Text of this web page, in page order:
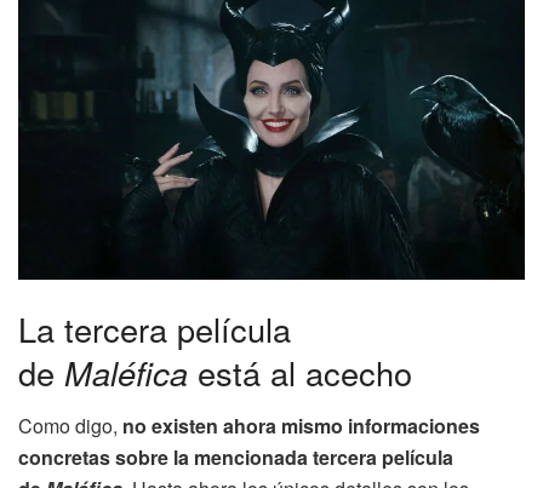
La tercera película
de Maléfica está al acecho
Como digo, no existen ahora mismo informaciones
concretas sobre la mencionada tercera película